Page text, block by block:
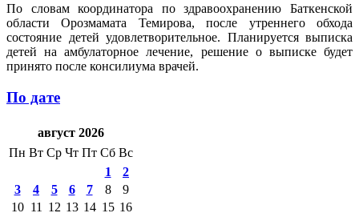
По словам координатора по здравоохранению Баткенской
области Орозмамата Темирова, после утреннего обхода
состояние детей удовлетворительное. Планируется выписка
детей на амбулаторное лечение, решение о выписке будет
принято после консилиума врачей.
По дате
август 2026
Пн Вт Ср Чт Пт Сб Вс
1
2
3
4 5 6 7 8
9
10 11 12 13 14 15 16